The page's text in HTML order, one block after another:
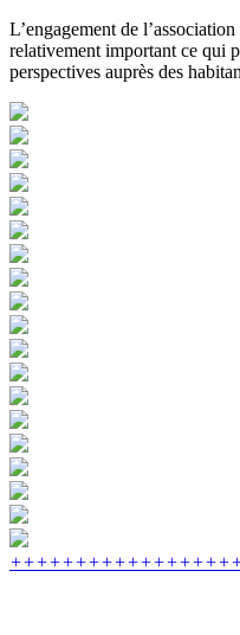
L’engagement de
relativement important ce qui
perspectives auprès des
+++++++++++++++++